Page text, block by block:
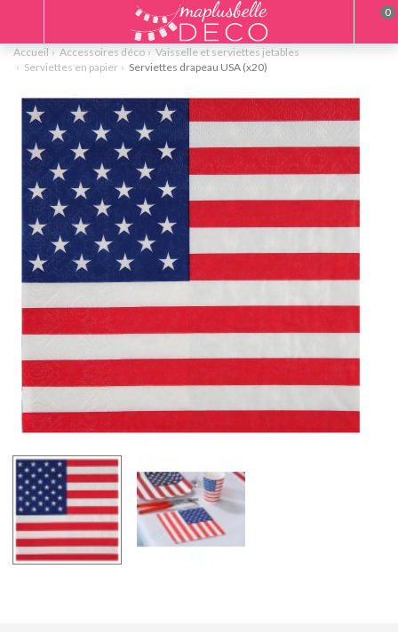
Accueil Accessoires déco
Vaisselle et serviettes jetables
Serviettes en papier
Serviettes drapeau USA (x20)
0